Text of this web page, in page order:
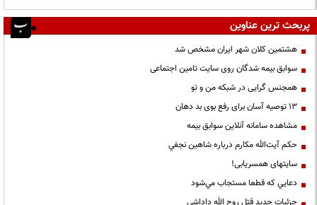
پربحث ترین عناوین
هشتمین کلان شهر ایران مشخص شد
سوابق بیمه شدگان روی سایت تامین اجتماعی
همجنس گرایی در شبکه من و تو
13 توصیه آسان برای رفع بوی بد دهان
مشاهده سامانه آنلاين سوابق بیمه
حكم آيت‌الله مكارم درباره شاهين نجفي
سایتهای همسریابی!
دعايي كه قطعا مستجاب مي‌شود